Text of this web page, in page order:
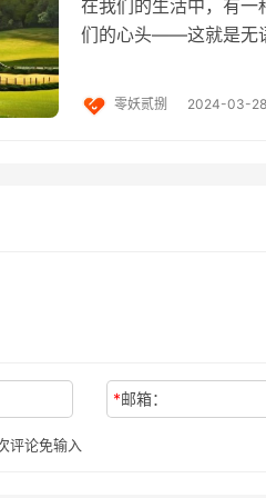
对象可能对你不认同，或者并
在我们的生活中，有一
们的心头——这就是无
零妖贰捌 2024-03-28
*邮箱：
评论免输入